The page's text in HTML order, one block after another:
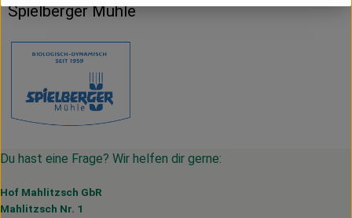
Spielberger Mühle
Du hast eine Frage? Wir helfen dir gerne:
Hof Mahlitzsch GbR
Mahlitzsch Nr. 1